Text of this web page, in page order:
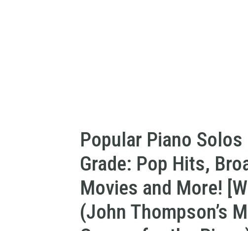
Popular Piano
Grade: Pop Hits,
Movies and More!
(John Thompson’s